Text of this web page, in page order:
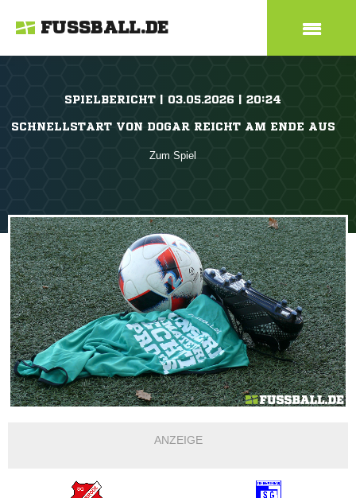
FUSSBALL.DE
SPIELBERICHT | 03.05.2026 | 20:24
SCHNELLSTART VON DOGAR REICHT AM ENDE AUS
Zum Spiel
ANZEIGE